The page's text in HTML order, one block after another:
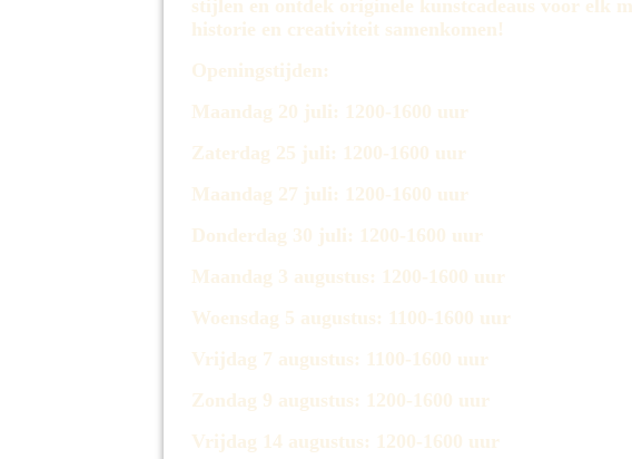
stijlen en ontdek originele kunstcadeaus voor elk
historie en creativiteit samenkomen!
Openingstijden:
Maandag 20 juli: 1200-1600 uur
Zaterdag 25 juli: 1200-1600 uur
Maandag 27 juli: 1200-1600 uur
Donderdag 30 juli: 1200-1600 uur
Maandag 3 augustus: 1200-1600 uur
Woensdag 5 augustus: 1100-1600 uur
Vrijdag 7 augustus: 1100-1600 uur
Zondag 9 augustus: 1200-1600 uur
Vrijdag 14 augustus: 1200-1600 uur